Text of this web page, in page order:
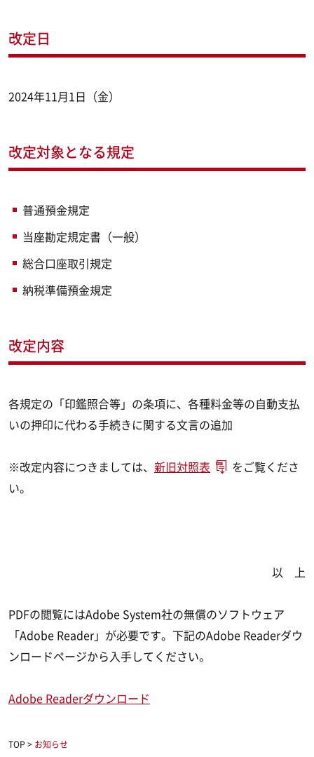
改定日
2024年11月1日（金）
改定対象となる規定
普通預金規定
当座勘定規定書（一般）
総合口座取引規定
納税準備預金規定
改定内容
各規定の「印鑑照合等」の条項に、各種料金等の自動支払
いの押印に代わる手続きに関する文言の追加
※改定内容につきましては、 新旧対照表
をご覧くださ
い。
以 上
PDFの閲覧にはAdobe System社の無償のソフトウェア
「Adobe Reader」が必要です。下記のAdobe Readerダウ
ンロードページから入手してください。
Adobe Readerダウンロード
TOP > お知らせ